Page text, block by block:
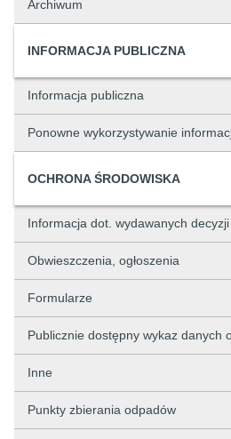
Archiwum
INFORMACJA PUBLICZNA
Informacja publiczna
Ponowne wykorzystywanie
OCHRONA ŚRODOWISKA
Informacja dot. wydawanych decyzji
Obwieszczenia, ogłoszenia
Formularze
Publicznie dostępny wykaz danych
Inne
Punkty zbierania odpadów